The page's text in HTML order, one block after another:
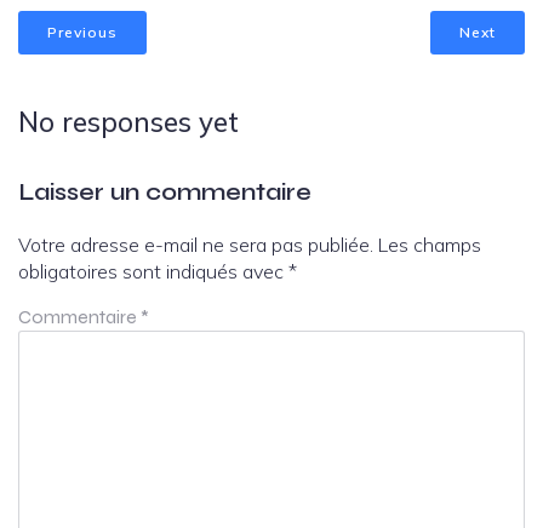
Previous Next
No responses yet
Laisser un commentaire
Votre adresse e-mail ne sera pas publiée. Les champs
obligatoires sont indiqués avec *
Commentaire *